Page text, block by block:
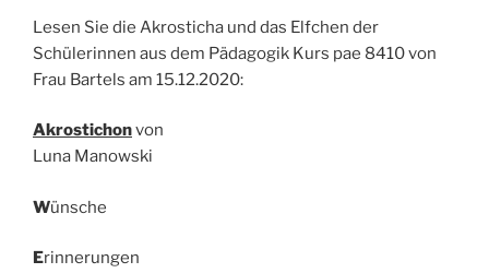
Lesen Sie die Akrosticha und das Elfchen der
Schülerinnen aus dem Pädagogik Kurs pae 8410 von
Frau Bartels am 15.12.2020:
Akrostichonvon
Luna Manowski
Wünsche
Erinnerungen